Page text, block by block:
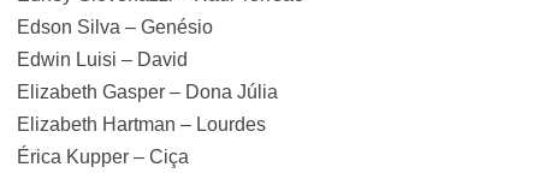
Edson Silva – Genésio
Edwin Luisi – David
Elizabeth Gasper – Dona Júlia
Elizabeth Hartman – Lourdes
Érica Kupper – Ciça